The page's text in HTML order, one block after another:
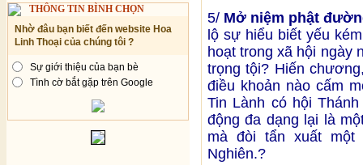
Báo Giác Ngộ
Vesak 2014
THÔNG TIN BÌNH CHỌN
Nhờ đâu bạn biết đến website Hoa
Linh Thoại của chúng tôi ?
Sự giới thiệu của bạn bè
Tình cờ bắt gặp trên Google
5/ Mở niệm phật
lộ sự hiểu biết yếu
hoạt trong xã hội ngày
trọng tội? Hiến
điều khoản nào cấm
Tin Lành có hội
động đa dạng lại là
mà đòi tẩn xuất
Nghiên.?